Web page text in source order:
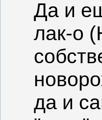
Да и
лак-о
да и